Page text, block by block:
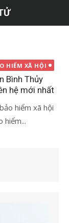
HIỂM XÃ HỘI
Bình Thủy
hệ mới nhất
hiểm xã hội
hiểm...